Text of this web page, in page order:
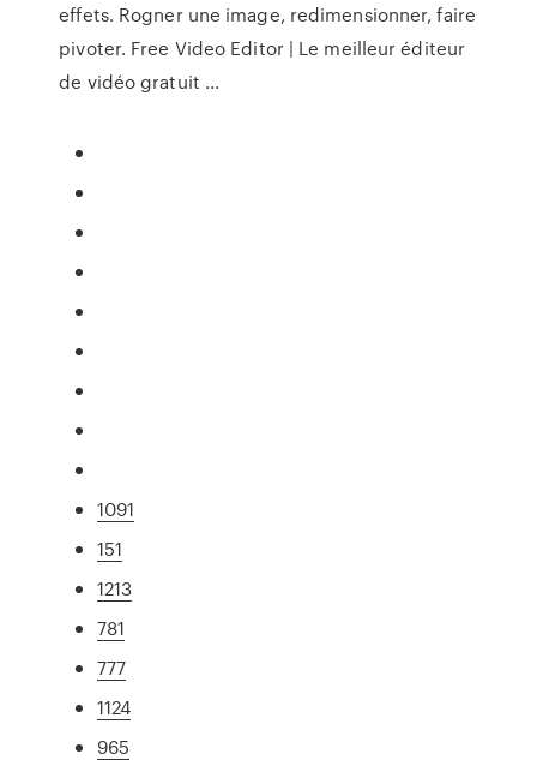
effets. Rogner une image, redimensionner, faire
pivoter. Free Video Editor | Le meilleur éditeur
de vidéo gratuit ...
1091
151
1213
781
777
1124
965